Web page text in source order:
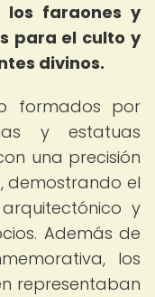
los faraones y
para el culto y
divinos.
formados por
y estatuas
una precisión
demostrando el
y
Además de
los
representaban